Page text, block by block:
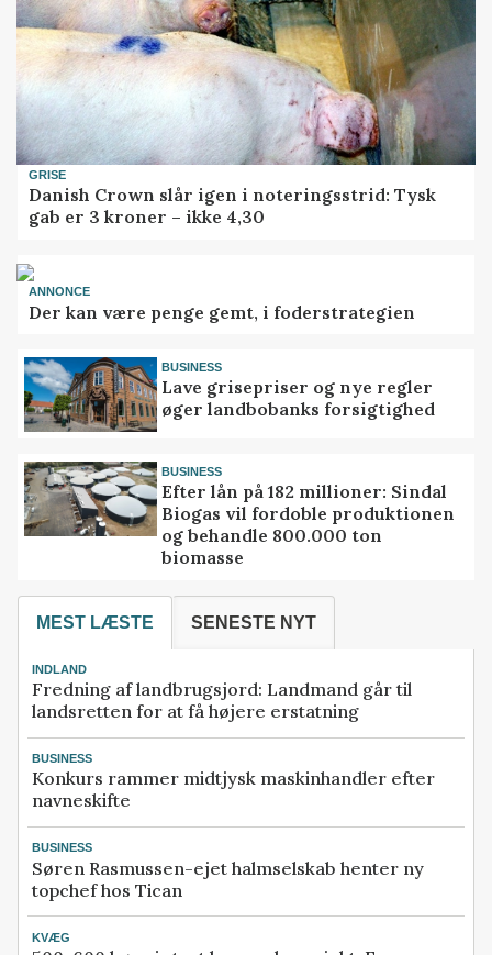
GRISE
Danish Crown slår igen i noteringsstrid: Tysk
gab er 3 kroner – ikke 4,30
ANNONCE
Der kan være penge gemt, i foderstrategien
BUSINESS
Lave grisepriser og nye regler
øger landbobanks forsigtighed
BUSINESS
Efter lån på 182 millioner: Sindal
Biogas vil fordoble produktionen
og behandle 800.000 ton
biomasse
MEST LÆSTE SENESTE NYT
INDLAND
Fredning af landbrugsjord: Landmand går til
landsretten for at få højere erstatning
BUSINESS
Konkurs rammer midtjysk maskinhandler efter
navneskifte
BUSINESS
Søren Rasmussen-ejet halmselskab henter ny
topchef hos Tican
KVÆG